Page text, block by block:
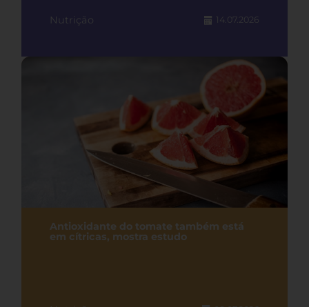
Nutrição 14.07.2026
Antioxidante do tomate também está
em cítricas, mostra estudo